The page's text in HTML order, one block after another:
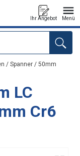
Ihr Angebot Menü
/ Spanner / 50mm
LC
Cr6